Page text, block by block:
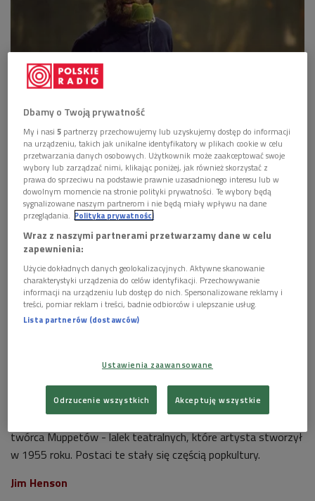
lalkarstwo, biznesmena, którego umiejętności nadały mu przydomek
"nowego Walta Disneya", oraz szefa, który cieszył się dozgonną wiernością
współpracowników. Foto: PAP/DPA
Jim Henson zrewolucjonizował telewizję i lalkarstwo,
sprawił, że coś, o czym kiedyś mówiono z lekką
pogardą, pokochały dzieci, ale w równym stopniu
także i ich rodzice.
Jakim był człowiekiem? Jak tworzył swoje kolejne
postacie i jak ze współpracownikami wymyślał nowe
skecze?
Okazją do rozmowy o tej wyjątkowej postaci stała
Wizjoner, lalkarz, twórca Muppetów - tymi słowami można
Jima Hensona. Znany jest przede wszystkim jako
twórca Muppetów - lalek teatralnych, które artysta stworzył
w 1955 roku. Postaci te stały się częścią popkultury.
Jim Henson
Dbamy o Twoją prywatność
My i nasi5 partnerzy przechowujemy lub uzyskujemy dostęp do informacji
na urządzeniu, takich jak unikalne identyfikatory w plikach cookie w celu
przetwarzania danych osobowych. Użytkownik może zaakceptować swoje
wybory lub zarządzać nimi, klikając poniżej, jak również skorzystać z
prawa do sprzeciwu na podstawie prawnie uzasadnionego interesu lub w
dowolnym momencie na stronie polityki prywatności. Te wybory będą
sygnalizowane naszym partnerom i nie będą miały wpływu na dane
przeglądania. Polityka prywatności
Wraz z naszymi partnerami przetwarzamy dane w celu
zapewnienia:
Użycie dokładnych danych geolokalizacyjnych. Aktywne skanowanie
charakterystyki urządzenia do celów identyfikacji. Przechowywanie
informacji na urządzeniu lub dostęp do nich. Spersonalizowane reklamy i
treści, pomiar reklam i treści, badnie odbiorców i ulepszanie usług.
Lista partnerów (dostawców)
Ustawienia zaawansowane
Odrzucenie wszystkich Akceptuję wszystkie